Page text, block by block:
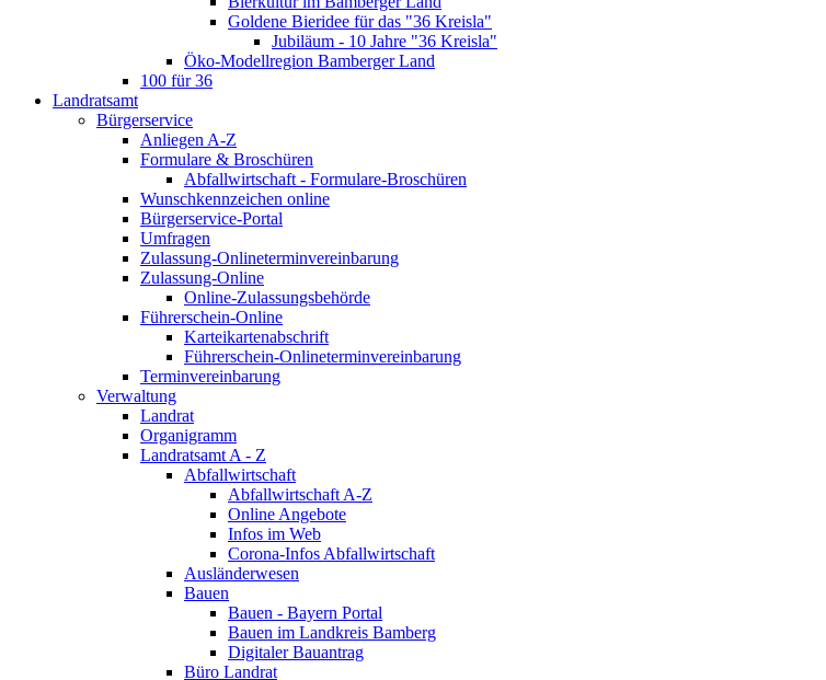
Goldene Bieridee für das "36 Kreisla"
Jubiläum - 10 Jahre "36 Kreisla"
Öko-Modellregion Bamberger Land
100 für 36
Landratsamt
Bürgerservice
Anliegen A-Z
Formulare & Broschüren
Abfallwirtschaft - Formulare-Broschüren
Wunschkennzeichen online
Bürgerservice-Portal
Umfragen
Zulassung-Onlineterminvereinbarung
Zulassung-Online
Online-Zulassungsbehörde
Führerschein-Online
Karteikartenabschrift
Führerschein-Onlineterminvereinbarung
Terminvereinbarung
Verwaltung
Landrat
Organigramm
Landratsamt A - Z
Abfallwirtschaft
Abfallwirtschaft A-Z
Online Angebote
Infos im Web
Corona-Infos Abfallwirtschaft
Ausländerwesen
Bauen
Bauen - Bayern Portal
Bauen im Landkreis Bamberg
Digitaler Bauantrag
Büro Landrat